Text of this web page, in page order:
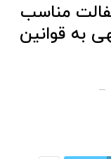
مناسب
به قوانین